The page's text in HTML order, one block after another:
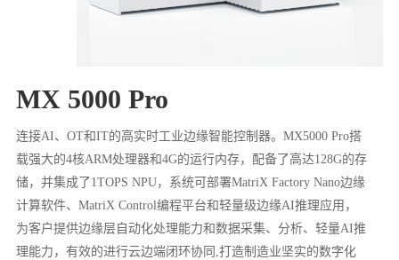
MX 5000 Pro
连接AI、OT和IT的高实时工业边缘智能控制器。MX5000 Pro搭
载强大的4核ARM处理器和4G的运行内存，配备了高达128G的存
储，并集成了1TOPS NPU，系统可部署MatriX Factory Nano边缘
计算软件、MatriX Control编程平台和轻量级边缘AI推理应用，
为客户提供边缘层自动化处理能力和数据采集、分析、轻量AI推
理能力，有效的进行云边端闭环协同,打造制造业坚实的数字化